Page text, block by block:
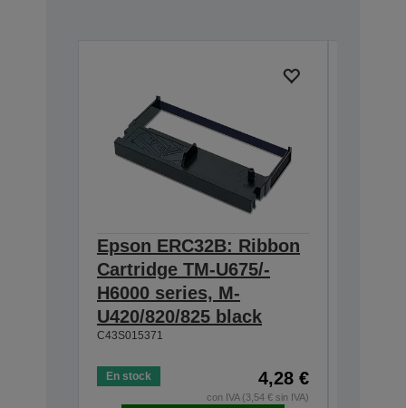
Epson ERC32B: Ribbon
Cartridge TM-U675/-
H6000 series, M-
U420/820/825 black
C43S015371
En stock 4,28 €
con IVA (3,54 € sin IVA)